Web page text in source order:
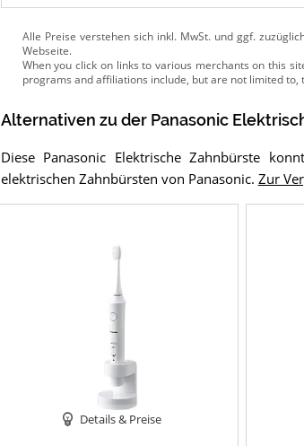
Alle Preise verstehen sich inkl. MwSt. und ggf.
Webseite.
Alternativen zu der Panasonic
Diese Panasonic Elektrische Zahnbürste
elektrischen Zahnbürsten von Panasonic. Zur
Details & Preise